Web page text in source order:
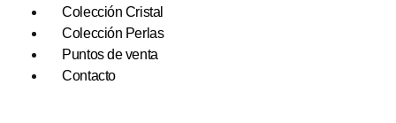
Colección Cristal
Colección Perlas
Puntos de venta
Contacto